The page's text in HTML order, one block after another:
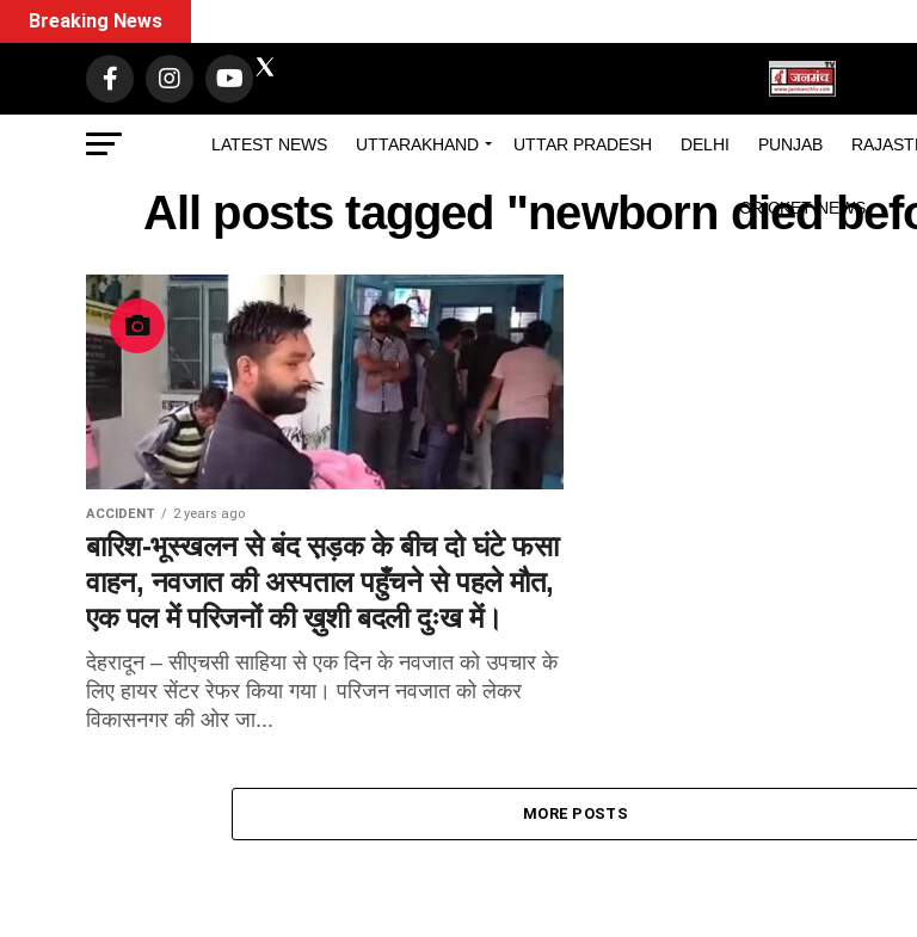
LATEST NEWS UTTARAKHAND UTTAR PRADESH DELHI PUNJAB
CRICKET NEWS
Breaking News
All posts tagged "newborn died
ACCIDENT 2 years ago
बारिश-भूस्खलन से बंद स़ड़क के बीच दो घंटे फसा
वाहन, नवजात की अस्पताल पहुँचने से पहले मौत,
एक पल में परिजनों की ख़ुशी बदली दुःख में।
देहरादून – सीएचसी साहिया से एक दिन के नवजात को उपचार के
लिए हायर सेंटर रेफर किया गया। परिजन नवजात को लेकर
विकासनगर की ओर जा...
MORE POSTS